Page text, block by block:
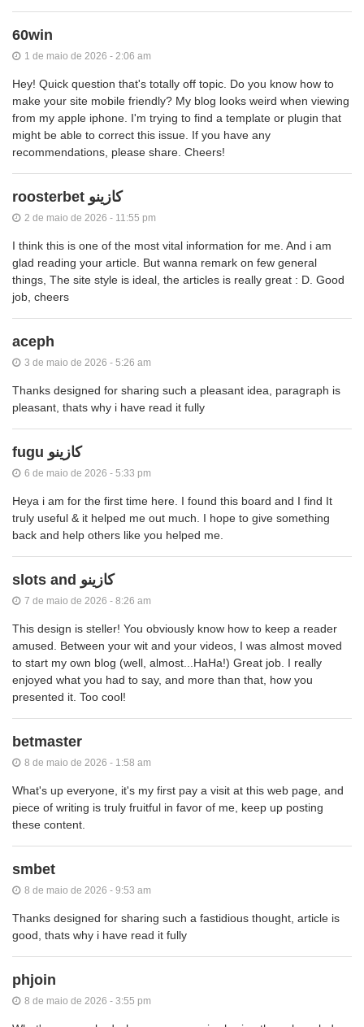
60win
1 de maio de 2026 - 2:06 am
Hey! Quick question that's totally off topic. Do you know how to
make your site mobile friendly? My blog looks weird when viewing
from my apple iphone. I'm trying to find a template or plugin that
might be able to correct this issue. If you have any
recommendations, please share. Cheers!
roosterbet كازينو
2 de maio de 2026 - 11:55 pm
I think this is one of the most vital information for me. And i am
glad reading your article. But wanna remark on few general
things, The site style is ideal, the articles is really great : D. Good
job, cheers
aceph
3 de maio de 2026 - 5:26 am
Thanks designed for sharing such a pleasant idea, paragraph is
pleasant, thats why i have read it fully
fugu كازينو
6 de maio de 2026 - 5:33 pm
Heya i am for the first time here. I found this board and I find It
truly useful & it helped me out much. I hope to give something
back and help others like you helped me.
slots and كازينو
7 de maio de 2026 - 8:26 am
This design is steller! You obviously know how to keep a reader
amused. Between your wit and your videos, I was almost moved
to start my own blog (well, almost...HaHa!) Great job. I really
enjoyed what you had to say, and more than that, how you
presented it. Too cool!
betmaster
8 de maio de 2026 - 1:58 am
What's up everyone, it's my first pay a visit at this web page, and
piece of writing is truly fruitful in favor of me, keep up posting
these content.
smbet
8 de maio de 2026 - 9:53 am
Thanks designed for sharing such a fastidious thought, article is
good, thats why i have read it fully
phjoin
8 de maio de 2026 - 3:55 pm